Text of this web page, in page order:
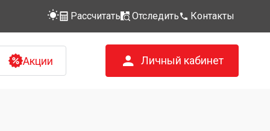
Рассчитать Отследить Контакты
Акции Личный кабинет